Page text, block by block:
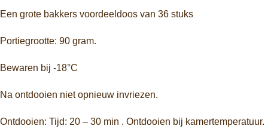
Een grote bakkers voordeeldoos van 36 stuks
Portiegrootte: 90 gram.
Bewaren bij -18°C
Na ontdooien niet opnieuw invriezen.
Ontdooien: Tijd: 20 – 30 min . Ontdooien bij kamertemperatuur.